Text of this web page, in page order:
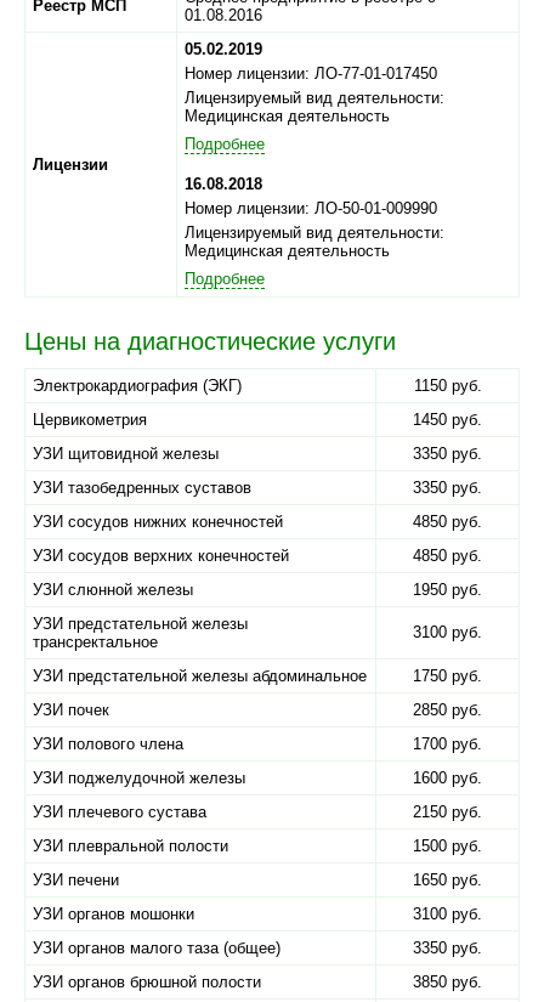
Реестр МСП
01.08.2016
Лицензии
05.02.2019
Номер лицензии: ЛО-77-01-017450
Лицензируемый вид деятельности:
Медицинская деятельность
Подробнее
16.08.2018
Номер лицензии: ЛО-50-01-009990
Лицензируемый вид деятельности:
Медицинская деятельность
Подробнее
Цены на диагностические услуги
Электрокардиография (ЭКГ)
1150 руб.
Цервикометрия
1450 руб.
УЗИ щитовидной железы
3350 руб.
УЗИ тазобедренных суставов
3350 руб.
УЗИ сосудов нижних конечностей
4850 руб.
УЗИ сосудов верхних конечностей
4850 руб.
УЗИ слюнной железы
1950 руб.
УЗИ предстательной железы
трансректальное
3100 руб.
УЗИ предстательной железы абдоминальное
1750 руб.
УЗИ почек
2850 руб.
УЗИ полового члена
1700 руб.
УЗИ поджелудочной железы
1600 руб.
УЗИ плечевого сустава
2150 руб.
УЗИ плевральной полости
1500 руб.
УЗИ печени
1650 руб.
УЗИ органов мошонки
3100 руб.
УЗИ органов малого таза (общее)
3350 руб.
УЗИ органов брюшной полости
3850 руб.